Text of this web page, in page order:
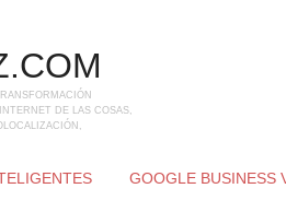
DE LAS COSAS,
GOOGLE BUSINESS